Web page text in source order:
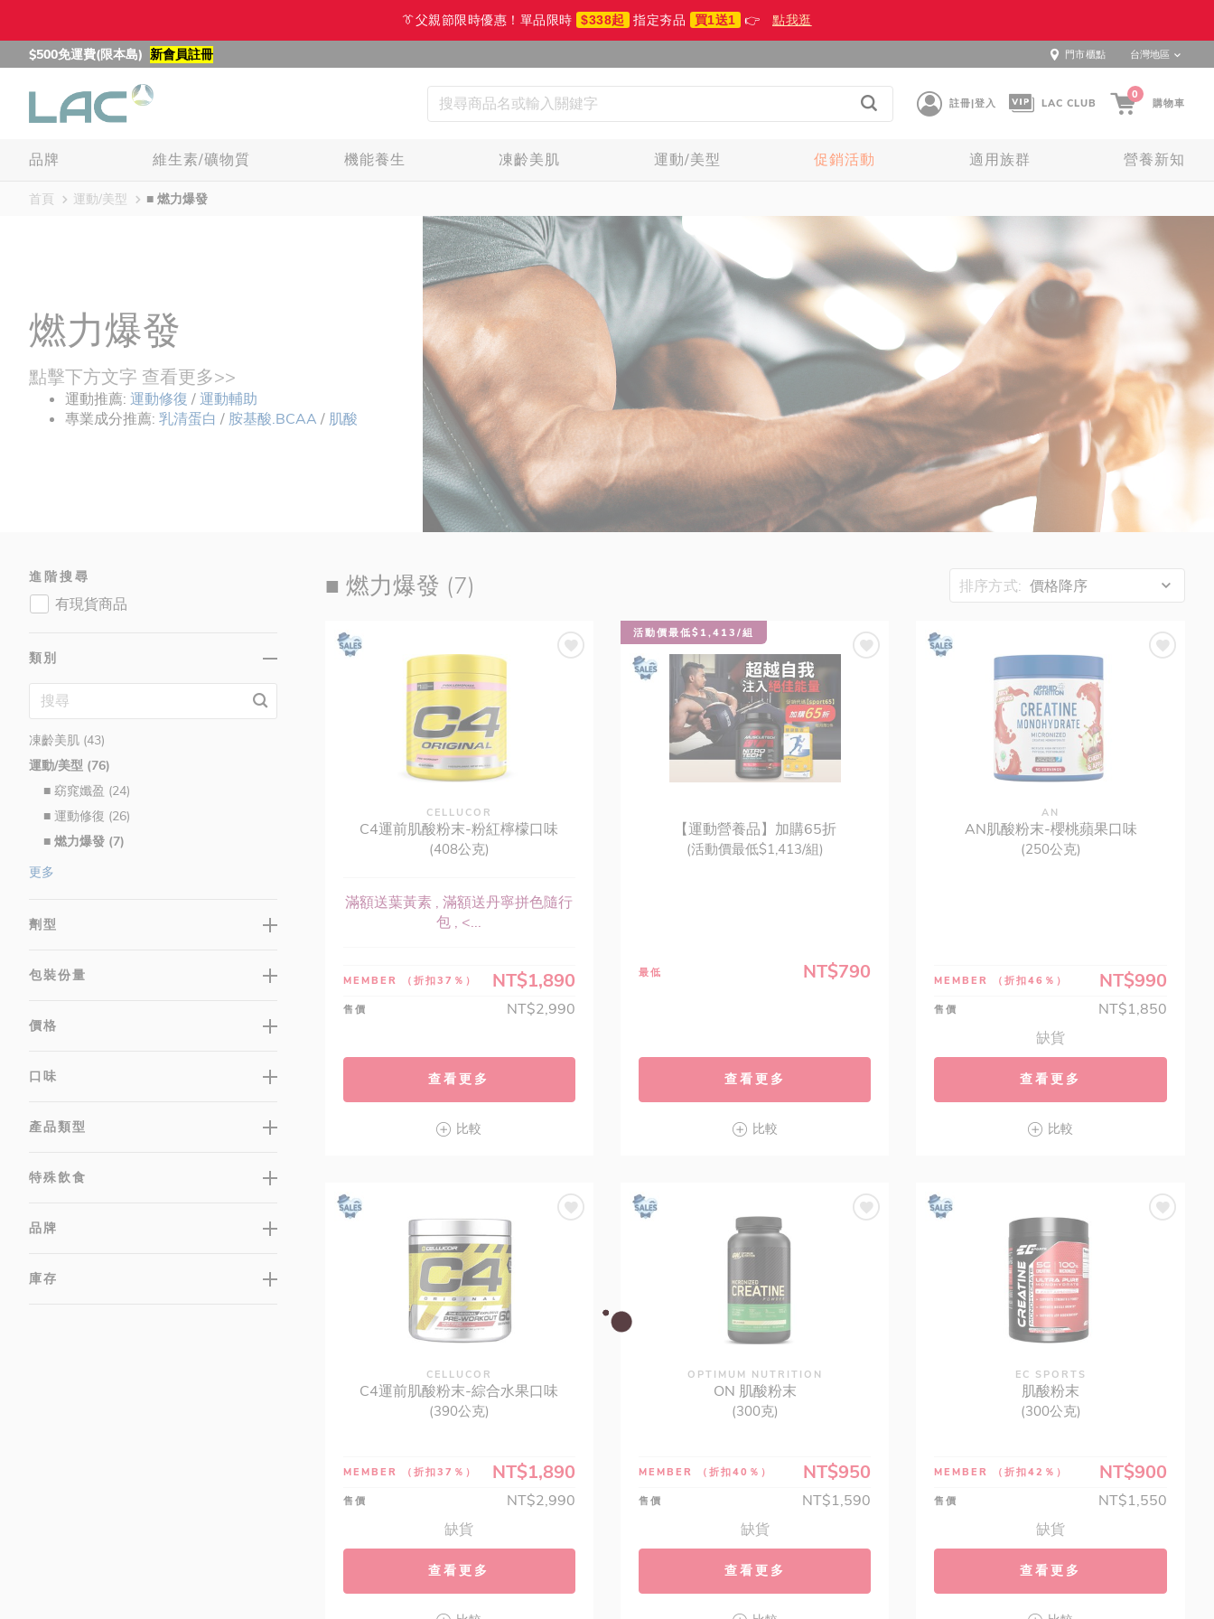
👔父親節限時優惠！單品限時 $338起 指定夯品 買1送1 👉 點我逛
$500免運費(限本島) 新會員註冊 門市櫃點 台灣地區
註冊|登入 LAC CLUB
0
購物車
品牌 維生素/礦物質 機能養生 凍齡美肌 運動/美型 促銷活動 適用族群 營養新知
首頁 運動/美型 ■ 燃力爆發
燃力爆發
點擊下方文字 查看更多>>
運動推薦: 運動修復 /運動輔助
專業成分推薦: 乳清蛋白 / 胺基酸.BCAA / 肌酸
進階搜尋
有現貨商品
類別
品牌 (253)
維生素/礦物質 (116)
機能養生 (152)
凍齡美肌 (43)
運動/美型 (76)
■ 窈窕孅盈 (24)
■ 運動修復 (26)
■ 燃力爆發 (7)
■ 專業補給成分 (15)
適用族群 (178)
更多
劑型
包裝份量
價格
口味
產品類型
特殊飲食
品牌
庫存
排序方式: 價格降序
■ 燃力爆發 (7)
CELLUCOR
C4運前肌酸粉末-粉紅檸檬口味
(408公克)
滿額送葉黃素 , 滿額送丹寧拼色隨行
包 , <...
MEMBER （折扣37％） NT$1,890
售價 NT$2,990
查看更多
比較
活動價最低$1,413/組
【運動營養品】加購65折
(活動價最低$1,413/組)
最低 NT$790
查看更多
比較
AN
AN肌酸粉末-櫻桃蘋果口味
(250公克)
MEMBER （折扣46％） NT$990
售價
NT$1,850
缺貨
查看更多
比較
CELLUCOR
C4運前肌酸粉末-綜合水果口味
(390公克)
MEMBER （折扣37％） NT$1,890
售價
NT$2,990
缺貨
查看更多
OPTIMUM NUTRITION
ON 肌酸粉末
(300克)
MEMBER （折扣40％） NT$950
售價
NT$1,590
缺貨
查看更多
EC SPORTS
肌酸粉末
(300公克)
MEMBER （折扣42％） NT$900
售價
NT$1,550
缺貨
查看更多